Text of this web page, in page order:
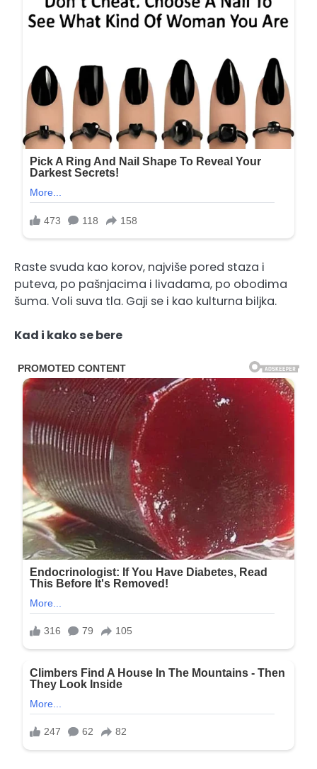
Raste svuda kao korov, najviše pored staza i
puteva, po pašnjacima i livadama, po obodima
šuma. Voli suva tla. Gaji se i kao kulturna biljka.
Kad i kako se bere